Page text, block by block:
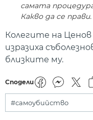
самата
Какво да се
Колегите на
изразиха
близките му.
Сподели
#самоубийство